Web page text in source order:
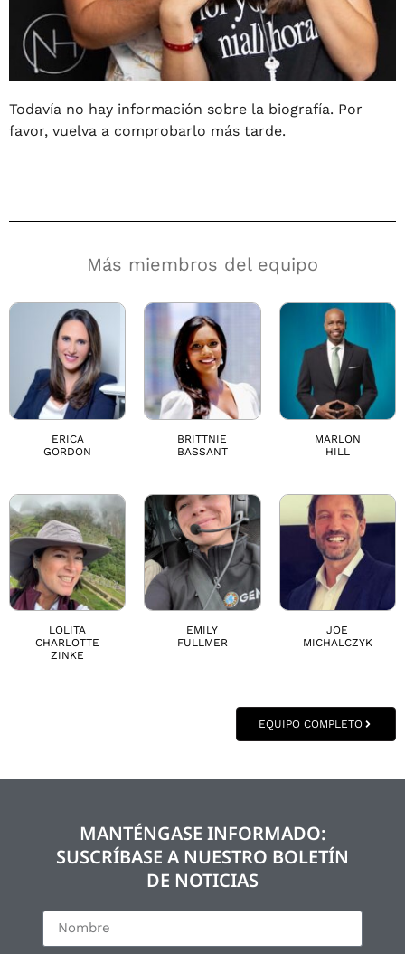
Todavía no hay información sobre la biografía. Por
favor, vuelva a comprobarlo más tarde.
Más miembros del equipo
ERICA
GORDON
BRITTNIE
BASSANT
MARLON
HILL
LOLITA
CHARLOTTE
ZINKE
EMILY
FULLMER
JOE
MICHALCZYK
EQUIPO COMPLETO
MANTÉNGASE INFORMADO:
SUSCRÍBASE A NUESTRO BOLETÍN
DE NOTICIAS